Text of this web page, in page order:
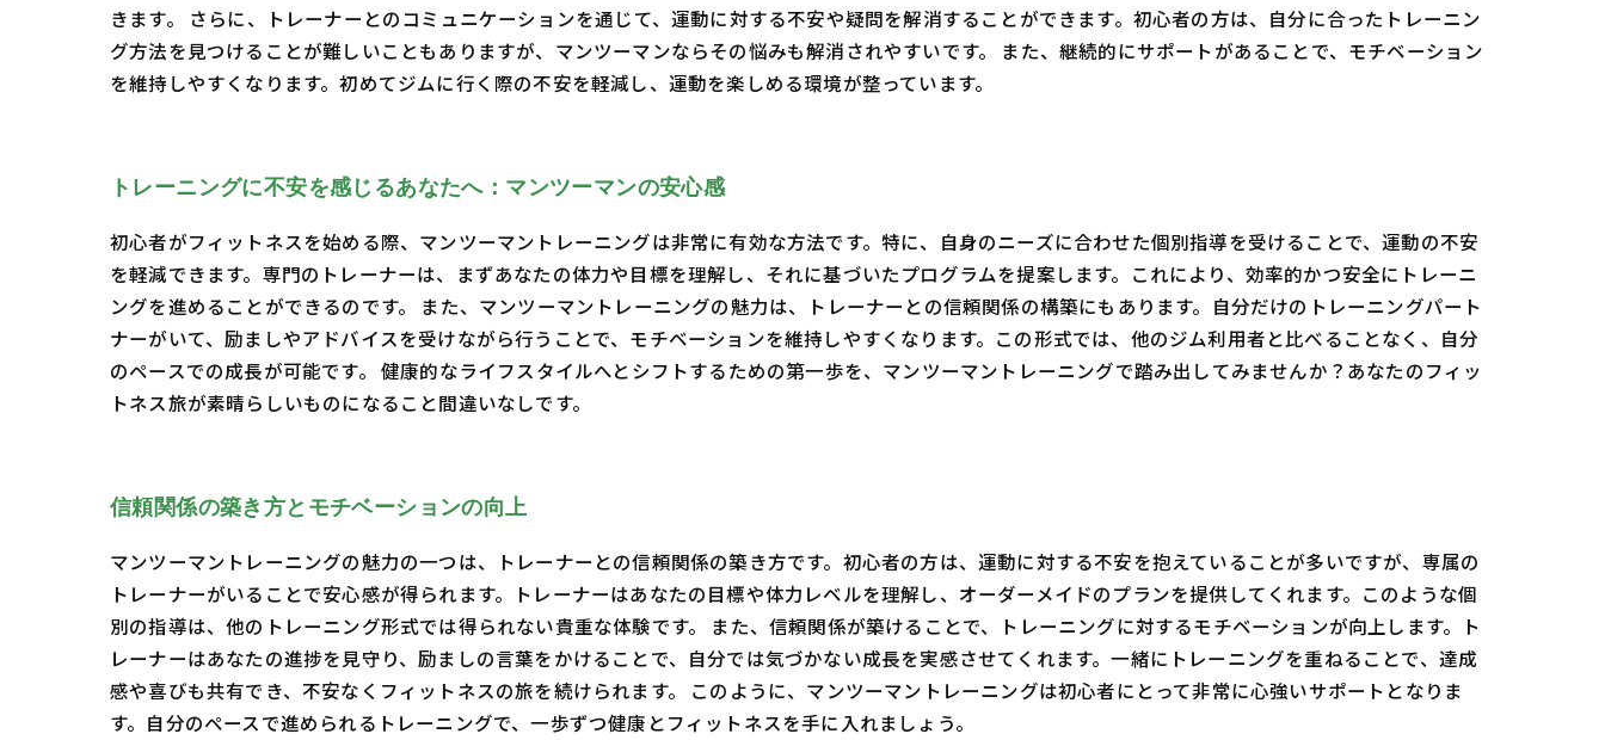
きます。 さらに、トレーナーとのコミュニケーションを通じて、運動に対する不安や疑問を解消することができます。初心者の方は、自分に合ったトレーニン
グ方法を見つけることが難しいこともありますが、マンツーマンならその悩みも解消されやすいです。 また、継続的にサポートがあることで、モチベーション
を維持しやすくなります。初めてジムに行く際の不安を軽減し、運動を楽しめる環境が整っています。
トレーニングに不安を感じるあなたへ：マンツーマンの安心感
初心者がフィットネスを始める際、マンツーマントレーニングは非常に有効な方法です。特に、自身のニーズに合わせた個別指導を受けることで、運動の不安
を軽減できます。専門のトレーナーは、まずあなたの体力や目標を理解し、それに基づいたプログラムを提案します。これにより、効率的かつ安全にトレーニ
ングを進めることができるのです。 また、マンツーマントレーニングの魅力は、トレーナーとの信頼関係の構築にもあります。自分だけのトレーニングパート
ナーがいて、励ましやアドバイスを受けながら行うことで、モチベーションを維持しやすくなります。この形式では、他のジム利用者と比べることなく、自分
のペースでの成長が可能です。 健康的なライフスタイルへとシフトするための第一歩を、マンツーマントレーニングで踏み出してみませんか？あなたのフィッ
トネス旅が素晴らしいものになること間違いなしです。
信頼関係の築き方とモチベーションの向上
マンツーマントレーニングの魅力の一つは、トレーナーとの信頼関係の築き方です。初心者の方は、運動に対する不安を抱えていることが多いですが、専属の
トレーナーがいることで安心感が得られます。トレーナーはあなたの目標や体力レベルを理解し、オーダーメイドのプランを提供してくれます。このような個
別の指導は、他のトレーニング形式では得られない貴重な体験です。 また、信頼関係が築けることで、トレーニングに対するモチベーションが向上します。ト
レーナーはあなたの進捗を見守り、励ましの言葉をかけることで、自分では気づかない成長を実感させてくれます。一緒にトレーニングを重ねることで、達成
感や喜びも共有でき、不安なくフィットネスの旅を続けられます。 このように、マンツーマントレーニングは初心者にとって非常に心強いサポートとなりま
す。自分のペースで進められるトレーニングで、一歩ずつ健康とフィットネスを手に入れましょう。